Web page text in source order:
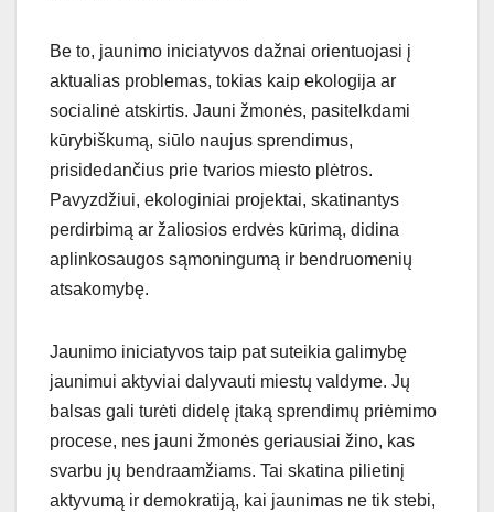
Be to, jaunimo iniciatyvos dažnai orientuojasi į
aktualias problemas, tokias kaip ekologija ar
socialinė atskirtis. Jauni žmonės, pasitelkdami
kūrybiškumą, siūlo naujus sprendimus,
prisidedančius prie tvarios miesto plėtros.
Pavyzdžiui, ekologiniai projektai, skatinantys
perdirbimą ar žaliosios erdvės kūrimą, didina
aplinkosaugos sąmoningumą ir bendruomenių
atsakomybę.
Jaunimo iniciatyvos taip pat suteikia galimybę
jaunimui aktyviai dalyvauti miestų valdyme. Jų
balsas gali turėti didelę įtaką sprendimų priėmimo
procese, nes jauni žmonės geriausiai žino, kas
svarbu jų bendraamžiams. Tai skatina pilietinį
aktyvumą ir demokratiją, kai jaunimas ne tik stebi,